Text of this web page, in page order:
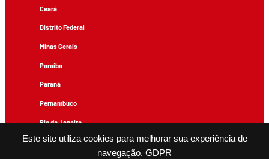
Este site utiliza cookies para melhorar sua experiência de
navegação. GDPR
Ceará
Distrito Federal
Minas Gerais
Paraíba
Paraná
Pernambuco
Rio de Janeiro
Rio Grande do Sul